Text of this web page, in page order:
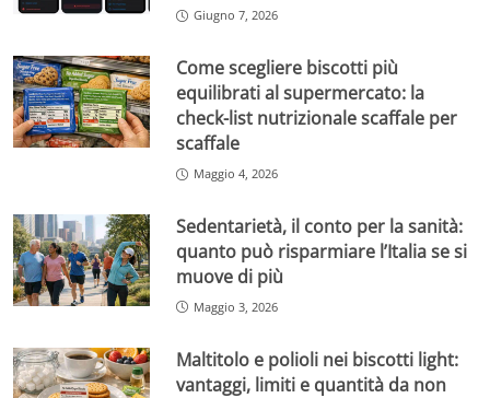
Giugno 7, 2026
Come scegliere biscotti più
equilibrati al supermercato: la
check-list nutrizionale scaffale per
scaffale
Maggio 4, 2026
Sedentarietà, il conto per la sanità:
quanto può risparmiare l’Italia se si
muove di più
Maggio 3, 2026
Maltitolo e polioli nei biscotti light:
vantaggi, limiti e quantità da non